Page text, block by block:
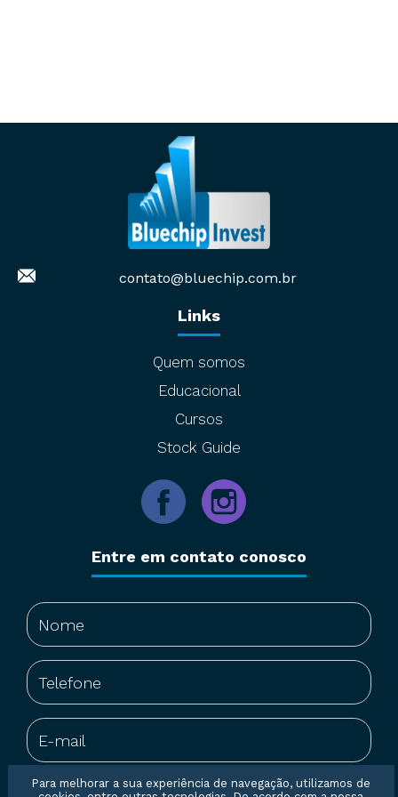
contato@bluechip.com.br
Links
Quem somos
Educacional
Cursos
Stock Guide
Entre em contato conosco
Para melhorar a sua experiência de navegação, utilizamos de